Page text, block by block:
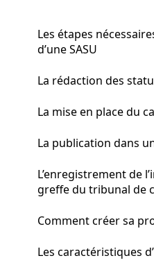
Les étapes
d’une SASU
La rédaction des
La mise en place du
La publication dans
L’enregistrement de
greffe du tribunal de
Comment créer sa
Les caractéristiques